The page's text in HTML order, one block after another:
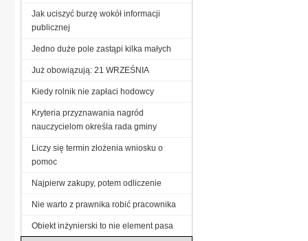
Jak uciszyć burzę wokół informacji
publicznej
Jedno duże pole zastąpi kilka małych
Już obowiązują: 21 WRZEŚNIA
Kiedy rolnik nie zapłaci hodowcy
Kryteria przyznawania nagród
nauczycielom określa rada gminy
Liczy się termin złożenia wniosku o
pomoc
Najpierw zakupy, potem odliczenie
Nie warto z prawnika robić pracownika
Obiekt inżynierski to nie element pasa